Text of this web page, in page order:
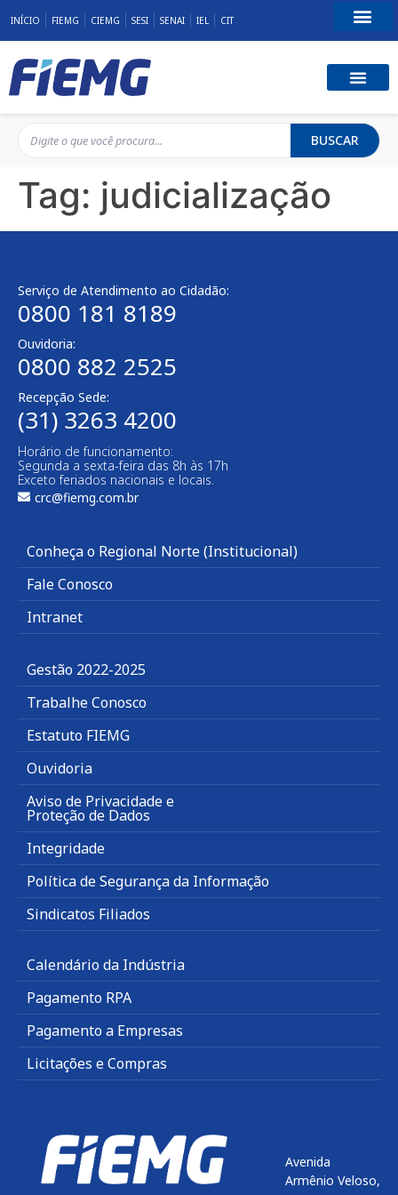
INÍCIO FIEMG CIEMG SESI SENAI IEL CIT
BUSCAR
Tag: judicialização
Serviço de Atendimento ao Cidadão:
0800 181 8189
Ouvidoria:
0800 882 2525
Recepção Sede:
(31) 3263 4200
Horário de funcionamento:
Segunda a sexta-feira das 8h às 17h
Exceto feriados nacionais e locais.
crc@fiemg.com.br
Conheça o Regional Norte (Institucional)
Fale Conosco
Intranet
Gestão 2022-2025
Trabalhe Conosco
Estatuto FIEMG
Ouvidoria
Aviso de Privacidade e
Proteção de Dados
Integridade
Política de Segurança da Informação
Sindicatos Filiados
Calendário da Indústria
Pagamento RPA
Pagamento a Empresas
Licitações e Compras
Avenida
Armênio Veloso,